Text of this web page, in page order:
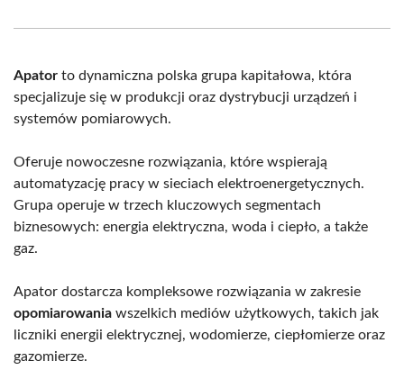
(Twitter)
Apator to dynamiczna polska grupa kapitałowa, która
specjalizuje się w produkcji oraz dystrybucji urządzeń i
systemów pomiarowych.
Oferuje nowoczesne rozwiązania, które wspierają
automatyzację pracy w sieciach elektroenergetycznych.
Grupa operuje w trzech kluczowych segmentach
biznesowych: energia elektryczna, woda i ciepło, a także
gaz.
Apator dostarcza kompleksowe rozwiązania w zakresie
opomiarowania wszelkich mediów użytkowych, takich jak
liczniki energii elektrycznej, wodomierze, ciepłomierze oraz
gazomierze.